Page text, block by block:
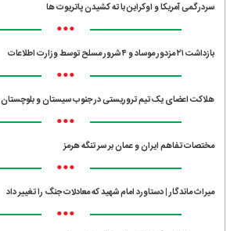
سردرگمی آمریکا و اوکراین با ته کشیدن پاتریوت ها
•••
بازداشت ۲۱ مزدور موساد و ۴ شرور مسلح توسط وزارت اطلاعات
•••
هلاکت اعضای یک تیم تروریستی در جنوب سیستان و بلوچستان
•••
مختصات تفاهم ایران و عمان بر سر تنگه هرمز
•••
میراث ماندگار | دستاورد امام شهید که معادلات جنگ را تغییر داد
•••